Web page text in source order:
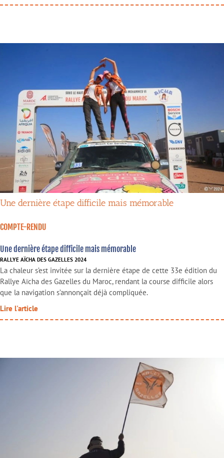
Une dernière étape difficile mais mémorable
COMPTE-RENDU
Une dernière étape difficile mais mémorable
RALLYE AÏCHA DES GAZELLES 2024
La chaleur s’est invitée sur la dernière étape de cette 33e édition du
Rallye Aïcha des Gazelles du Maroc, rendant la course difficile alors
que la navigation s’annonçait déjà compliquée.
Lire l'article